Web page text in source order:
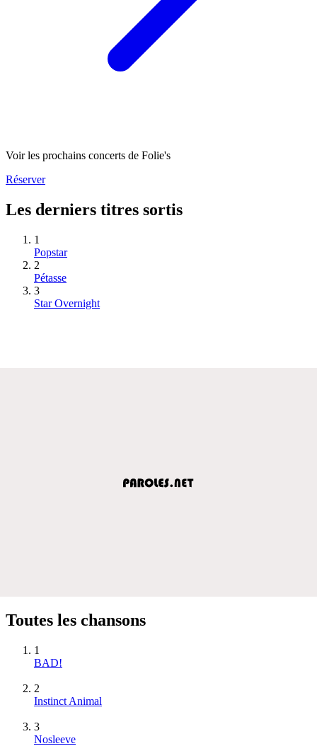
Voir les prochains concerts de Folie's
Réserver
Les derniers titres sortis
1
Popstar
2
Pétasse
3
Star Overnight
Toutes les chansons
1
BAD!
2
Instinct Animal
3
Nosleeve